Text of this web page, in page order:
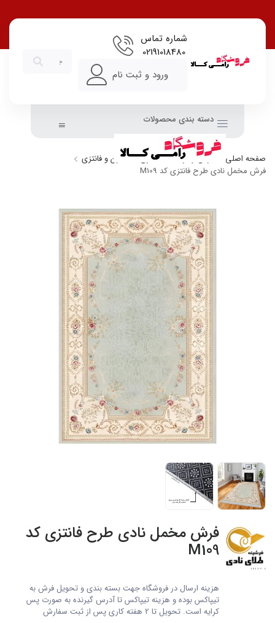
شماره تماس
02191018480
ورود و ثبت نام
دسته بندی محصولات
صفحه اصلی فرش و فرشینه طرح
مدرن و فانتزی
فرش مخمل نادی طرح فانتزی کد M109
فرش مخمل نادی طرح فانتزی کد
M109
M109
هزینه ارسال در فروشگاه جهت بسته بندی و تحویل فرش به
تیپاکس بوده و هزینه تیپاکس تا آدرس گیرنده به صورت پس
کرایه است. تحویل تا 2 هفته کاری پس از ثبت سفارش